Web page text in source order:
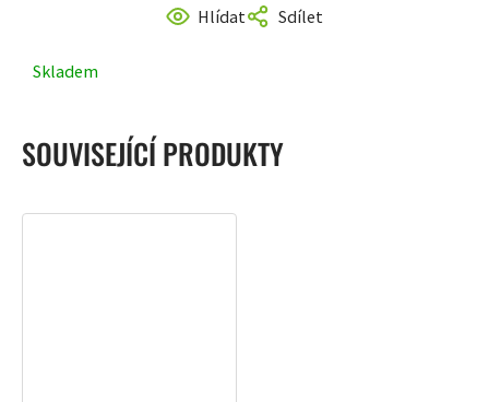
Skladem
Hlídat Sdílet
SOUVISEJÍCÍ PRODUKTY